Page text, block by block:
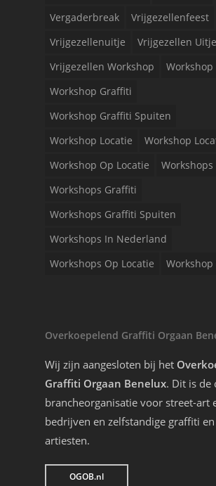
Vergaderbreak
Vrijgezellenfeest
Vrijgezellenuitje
Vrijgezellen Uitje
Vrijgezellen Workshop
Workshop
Workshop Graffiti
Workshop Graffiti Spuiten
Workshop Locatie
Workshop
Workshop Op Locatie
Workshops
Workshops Graffiti
Workshops Graffiti Spuiten
Workshops In Nederland
Workshops Op Locatie
Overkoepelend Graffiti Orgaan
Wij zijn aangesloten bij het
Graffiti Orgaan Benelux. Dit is de
brancheorganisatie voor street-art
bedrijven en zelfstandige graffiti
artiesten.
OGOB.nl